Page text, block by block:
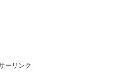
ーリンク